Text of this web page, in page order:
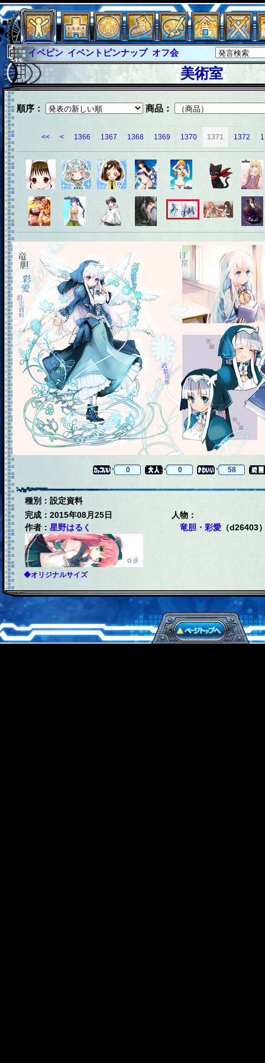
イベピン イベントピンナップ オフ会
グラシャ
グラシャ・ラボラス
グローバルジャスティス サイキックハーツ
サイキックハーツ大戦 シュラウド
ソロモン
ファイナル
アブソーバー
美術室
順序： 商品：
<< < 1366 1367 1368 1369 1370 1371 1372
0 0 58
種別：設定資料
完成：2015年08月25日
作者： 星野はるく
◆オリジナルサイズ
人物：
竜胆・彩愛 （d26403